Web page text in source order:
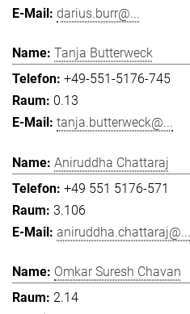
darius.burr@...
Tanja Butterweck
+49-551-5176-745
0.13
tanja.butterweck@...
Aniruddha Chattaraj
+49 551 5176-571
3.106
aniruddha.chattaraj@...
Omkar Suresh Chavan
2.14